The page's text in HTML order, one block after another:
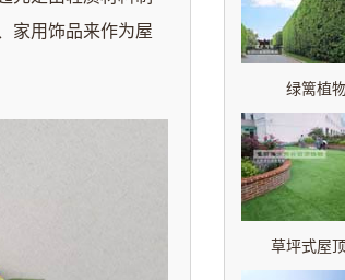
家用饰品来作为屋
绿篱植
草坪式屋